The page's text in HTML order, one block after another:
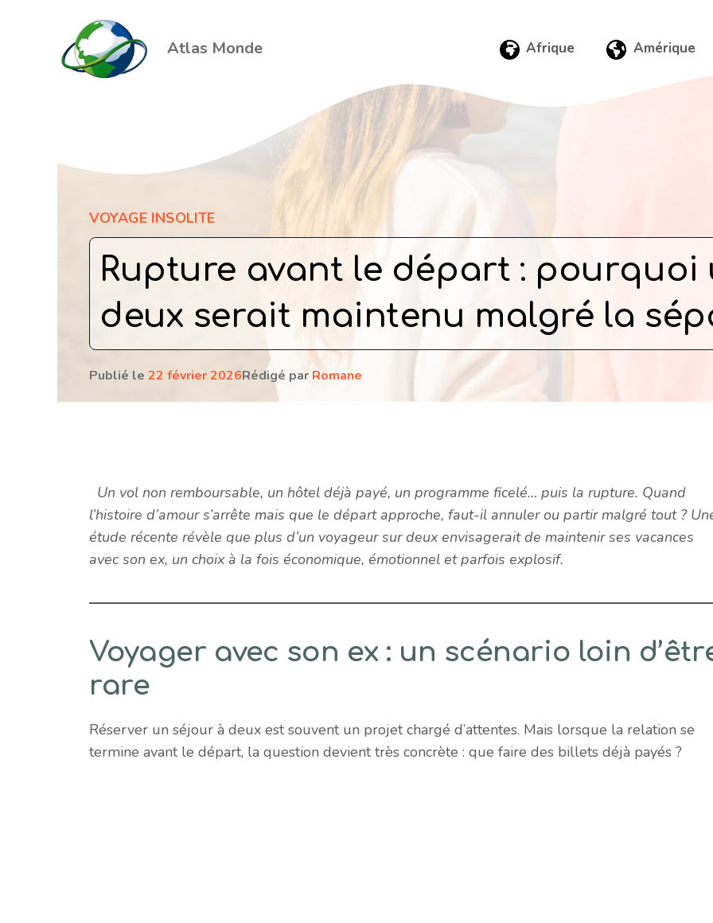
Atlas Monde Afrique Amérique
VOYAGE INSOLITE
Rupture avant le départ : pourquoi
deux serait maintenu malgré la
Publié le 22 février 2026Rédigé par Romane
Un vol non remboursable, un hôtel déjà payé, un programme ficelé… puis la rupture. Quand
l’histoire d’amour s’arrête mais que le départ approche, faut-il annuler ou partir malgré tout ?
étude récente révèle que plus d’un voyageur sur deux envisagerait de maintenir ses vacances
avec son ex, un choix à la fois économique, émotionnel et parfois explosif.
Voyager avec son ex : un scénario loin
rare
Réserver un séjour à deux est souvent un projet chargé d’attentes. Mais lorsque la relation se
termine avant le départ, la question devient très concrète : que faire des billets déjà payés ?